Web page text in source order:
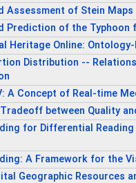
Assessment of Stein
Prediction of the
Heritage Online:
Distribution --
A Concept of Real-time
between Quality
for Differential
A Framework for the
Geographic Resources